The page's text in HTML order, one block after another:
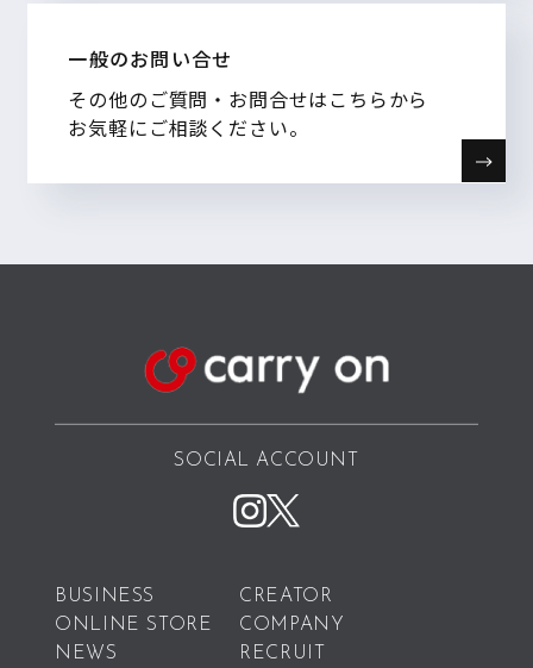
一般のお問い合せ
その他のご質問・お問合せはこちらから
お気軽にご相談ください。
SOCIAL ACCOUNT
BUSINESS
CREATOR
ONLINE STORE
COMPANY
NEWS
RECRUIT